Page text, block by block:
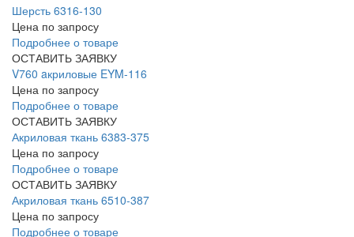
Шерсть 6316-130
Цена по запросу
Подробнее о товаре
ОСТАВИТЬ ЗАЯВКУ
V760 aкриловые EYM-116
Цена по запросу
Подробнее о товаре
ОСТАВИТЬ ЗАЯВКУ
Акриловая ткань 6383-375
Цена по запросу
Подробнее о товаре
ОСТАВИТЬ ЗАЯВКУ
Акриловая ткань 6510-387
Цена по запросу
Подробнее о товаре